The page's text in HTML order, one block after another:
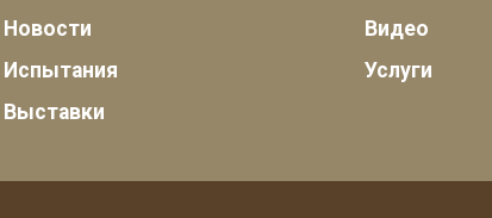
Новости
Испытания
Выставки
Видео
Услуги